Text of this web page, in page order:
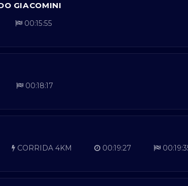
GIACOMINI
00:15:55
00:18:17
CORRIDA 4KM 00:19:27